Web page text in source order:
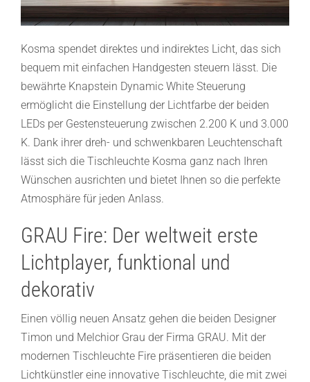
Kosma spendet direktes und indirektes Licht, das sich
bequem mit einfachen Handgesten steuern lässt. Die
bewährte Knapstein Dynamic White Steuerung
ermöglicht die Einstellung der Lichtfarbe der beiden
LEDs per Gestensteuerung zwischen 2.200 K und 3.000
K. Dank ihrer dreh- und schwenkbaren Leuchtenschaft
lässt sich die Tischleuchte Kosma ganz nach Ihren
Wünschen ausrichten und bietet Ihnen so die perfekte
Atmosphäre für jeden Anlass.
GRAU Fire: Der weltweit erste
Lichtplayer, funktional und
dekorativ
Einen völlig neuen Ansatz gehen die beiden Designer
Timon und Melchior Grau der Firma GRAU. Mit der
modernen Tischleuchte Fire präsentieren die beiden
Lichtkünstler eine innovative Tischleuchte, die mit zwei